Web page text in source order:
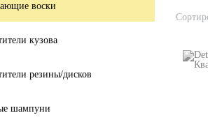
воски
кузова
резины/дисков
шампуни